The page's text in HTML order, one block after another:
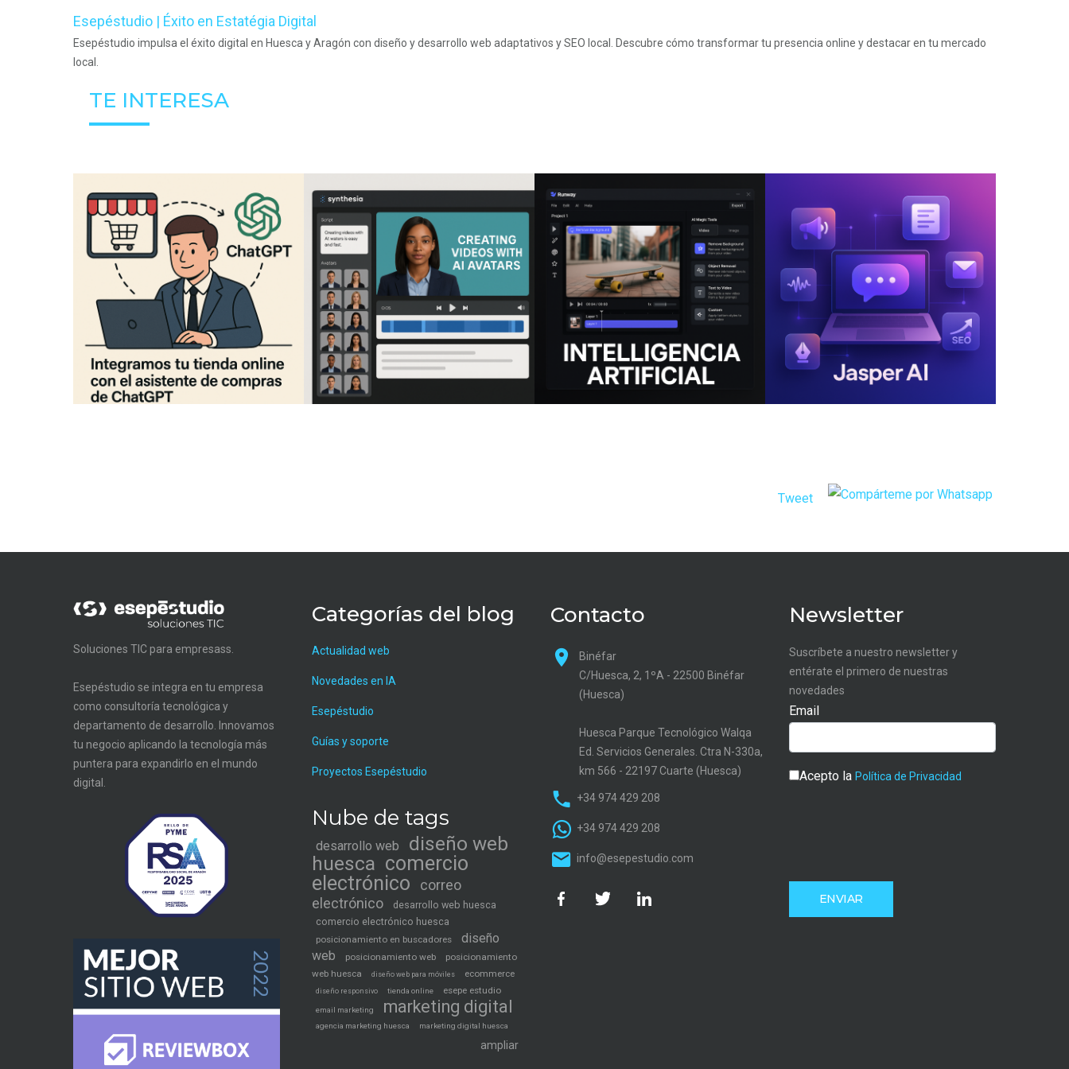
Esepéstudio | Éxito en Estatégia Digital
Esepéstudio impulsa el éxito digital en Huesca y Aragón con diseño y desarrollo web adaptativos y SEO local. Descubre cómo transformar tu presencia online y destacar en tu mercado
local.
TE INTERESA
Tweet
Soluciones TIC para empresass.
Esepéstudio se integra en tu empresa
como consultoría tecnológica y
departamento de desarrollo. Innovamos
tu negocio aplicando la tecnología más
puntera para expandirlo en el mundo
digital.
Categorías del blog
Actualidad web
Novedades en IA
Esepéstudio
Guías y soporte
Proyectos Esepéstudio
Nube de tags
desarrollo web
diseño web
huesca comercio
electrónico
correo
electrónico
desarrollo web huesca
comercio electrónico huesca
posicionamiento en buscadores
diseño
web
posicionamiento web
posicionamiento
web huesca
diseño web para móviles ecommerce
diseño responsivo tienda online esepe estudio
email marketing marketing digital
agencia marketing huesca marketing digital huesca
ampliar
Contacto
Binéfar
C/Huesca, 2, 1ºA - 22500 Binéfar
(Huesca)
Huesca Parque Tecnológico Walqa
Ed. Servicios Generales. Ctra N-330a,
km 566 - 22197 Cuarte (Huesca)
+34 974 429 208
+34 974 429 208
info@esepestudio.com
Newsletter
Suscríbete a nuestro newsletter y
entérate el primero de nuestras
novedades
Email
Acepto la Política de Privacidad